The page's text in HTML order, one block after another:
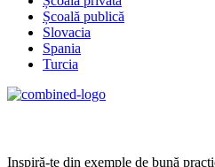
Școală publică
Slovacia
Spania
Turcia
Inspiră-te din exemple de bună